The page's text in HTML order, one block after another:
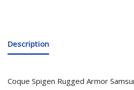
Description
Coque Spigen Rugged Armor